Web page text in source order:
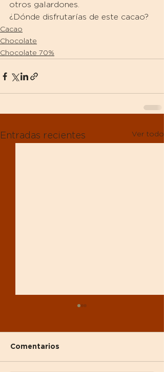
otros galardones.
¿Dónde disfrutarías de este cacao?
Cacao
Chocolate
Chocolate 70%
Entradas recientes Ver todo
Comentarios